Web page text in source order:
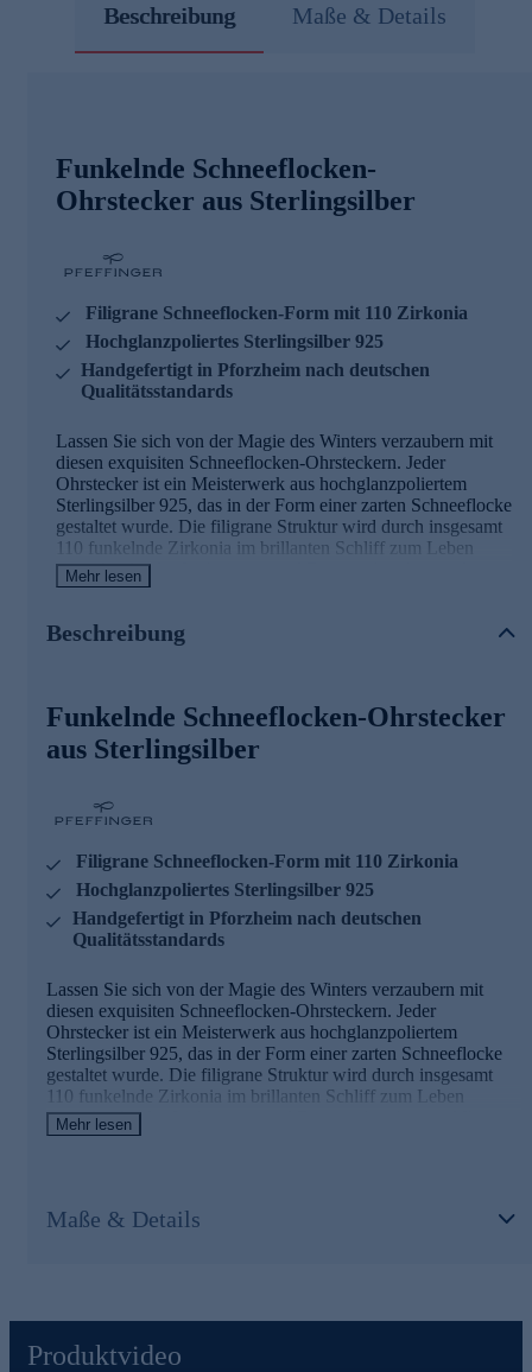
Beschreibung Maße & Details
Funkelnde Schneeflocken-
Ohrstecker aus Sterlingsilber
Filigrane Schneeflocken-Form mit 110 Zirkonia
Hochglanzpoliertes Sterlingsilber 925
Handgefertigt in Pforzheim nach deutschen
Qualitätsstandards
Lassen Sie sich von der Magie des Winters verzaubern mit
diesen exquisiten Schneeflocken-Ohrsteckern. Jeder
Ohrstecker ist ein Meisterwerk aus hochglanzpoliertem
Sterlingsilber 925, das in der Form einer zarten Schneeflocke
gestaltet wurde. Die filigrane Struktur wird durch insgesamt
110 funkelnde Zirkonia im brillanten Schliff zum Leben
erweckt, die das Licht in tausend Facetten brechen und
Ihrem Outfit einen Hauch von winterlichem Zauber
Ohrstecker ein perfekter Blickfang, der dennoch elegant und
sorgfältig geprüft. Die sichere Ohrmutter sorgt für bequemen
und zuverlässigen Halt. Ob als festlicher Schmuck für die
Winterzeit oder als zeitloses Accessoire für jeden Tag - diese
Winterlandschaft direkt zu Ihnen.
Mehr lesen
Beschreibung
Funkelnde Schneeflocken-Ohrstecker
aus Sterlingsilber
Filigrane Schneeflocken-Form mit 110 Zirkonia
Hochglanzpoliertes Sterlingsilber 925
Handgefertigt in Pforzheim nach deutschen
Qualitätsstandards
Lassen Sie sich von der Magie des Winters verzaubern mit
diesen exquisiten Schneeflocken-Ohrsteckern. Jeder
Ohrstecker ist ein Meisterwerk aus hochglanzpoliertem
Sterlingsilber 925, das in der Form einer zarten Schneeflocke
gestaltet wurde. Die filigrane Struktur wird durch insgesamt
110 funkelnde Zirkonia im brillanten Schliff zum Leben
erweckt, die das Licht in tausend Facetten brechen und Ihrem
Outfit einen Hauch von winterlichem Zauber verleihen. Mit
Manufaktur von Eva-Maria Pfeffinger nach höchsten
Winterlandschaft direkt zu Ihnen.
Mehr lesen
Maße & Details
Produktvideo